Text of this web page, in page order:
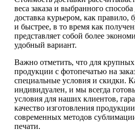
веса заказа и выбранного
доставка курьером, как правило,
и быстрее, в то время как
представляет собой более
удобный вариант.
Важно отметить, что для
продукции с фотопечатью на
специальные условия и скидки.
индивидуален, и мы всегда
условия для наших клиентов,
качество изготовления
современных методов
печати.